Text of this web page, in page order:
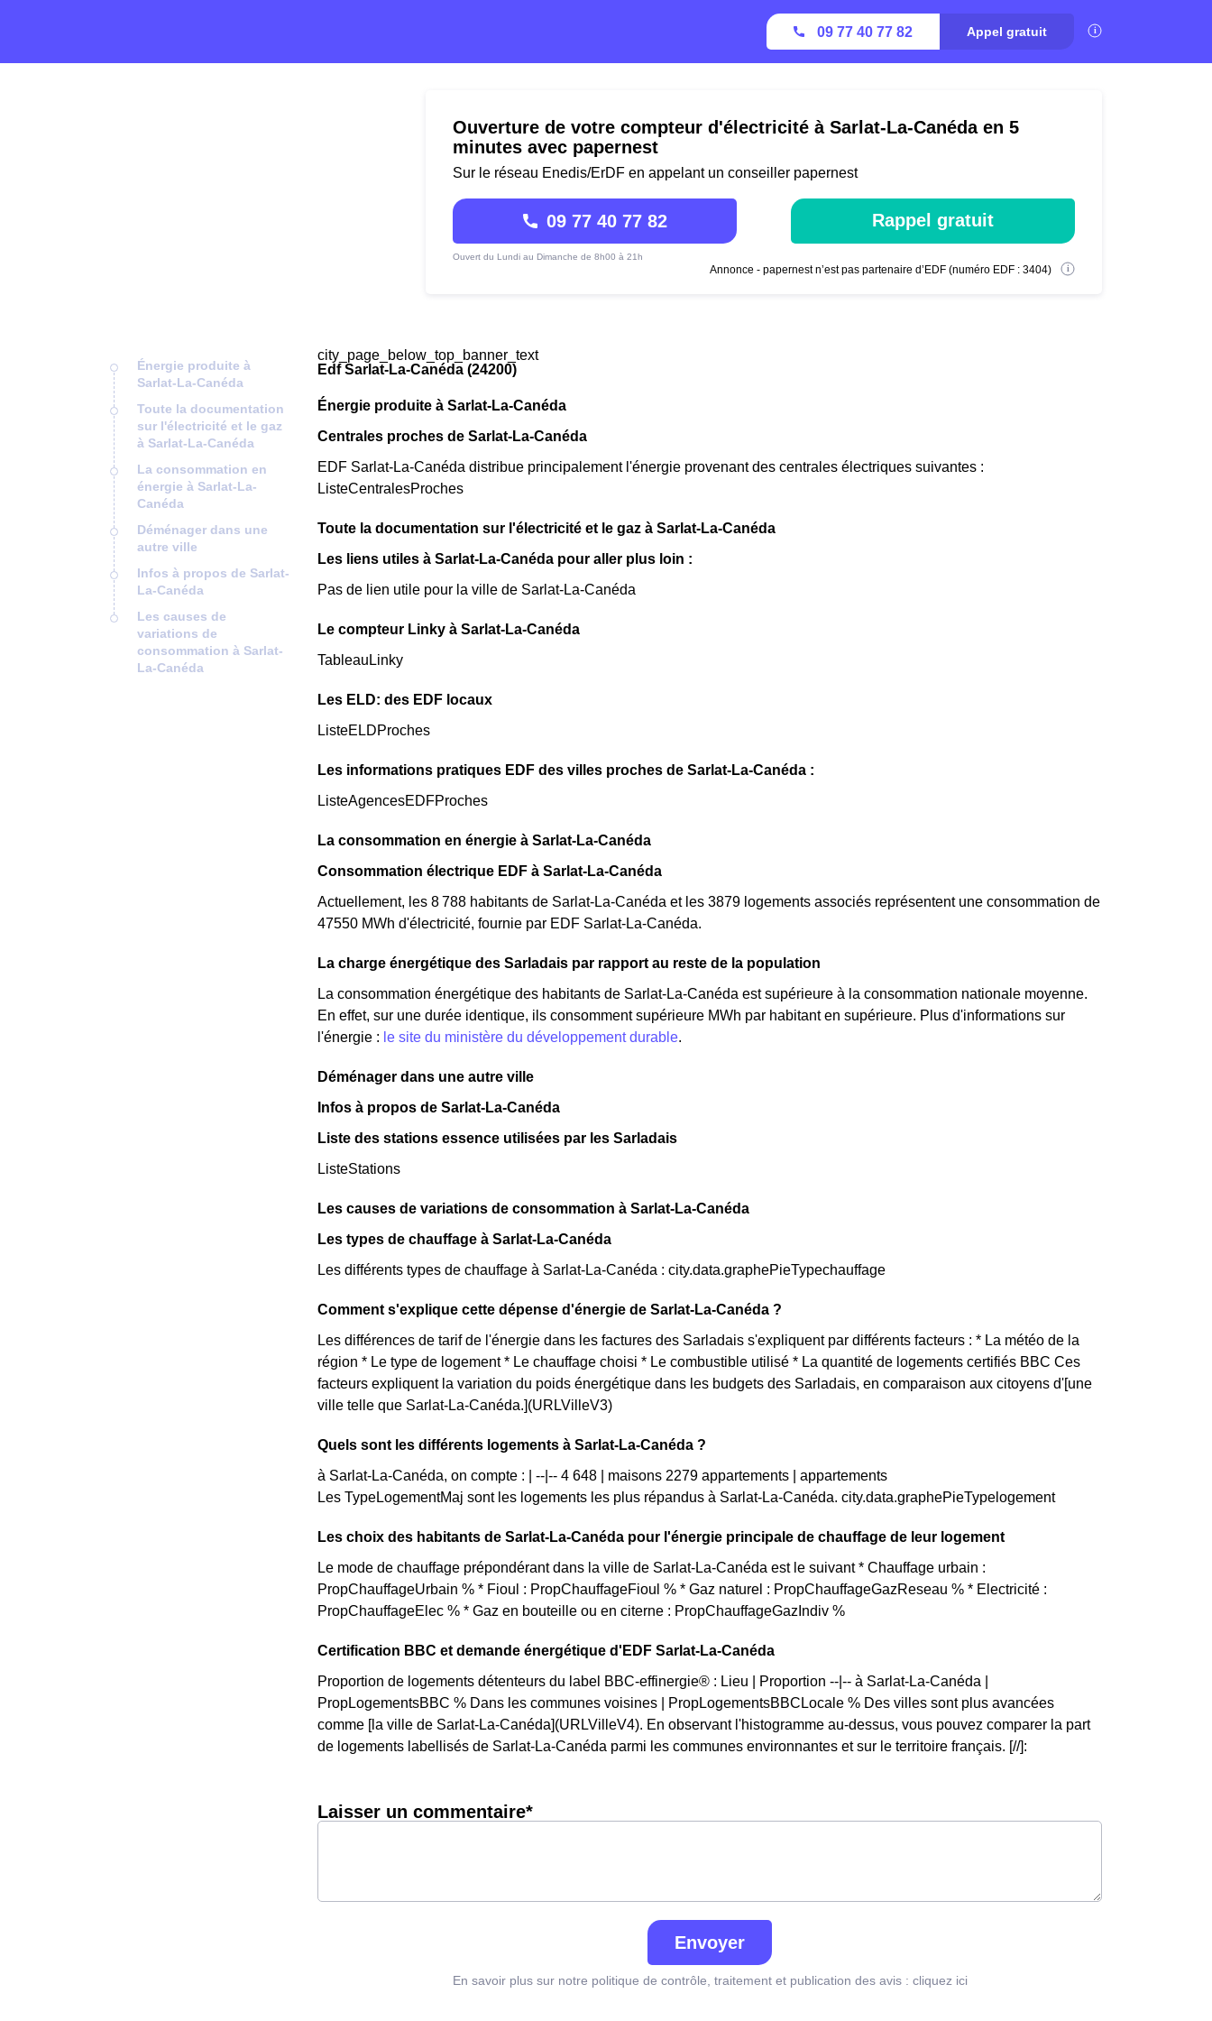
09 77 40 77 82 Appel gratuit
Ouverture de votre compteur d'électricité à Sarlat-La-Canéda en 5
minutes avec papernest
Sur le réseau Enedis/ErDF en appelant un conseiller papernest
09 77 40 77 82
Ouvert du Lundi au Dimanche de 8h00 à 21h
Rappel gratuit
Annonce - papernest n’est pas partenaire d’EDF (numéro EDF : 3404)
Énergie produite à
Sarlat-La-Canéda
Toute la documentation
sur l'électricité et le gaz
à Sarlat-La-Canéda
La consommation en
énergie à Sarlat-La-
Canéda
Déménager dans une
autre ville
Infos à propos de Sarlat-
La-Canéda
Les causes de
variations de
consommation à Sarlat-
La-Canéda
city_page_below_top_banner_text
Edf Sarlat-La-Canéda (24200)
Énergie produite à Sarlat-La-Canéda
Centrales proches de Sarlat-La-Canéda
EDF Sarlat-La-Canéda distribue principalement l'énergie provenant des centrales électriques suivantes :
ListeCentralesProches
Toute la documentation sur l'électricité et le gaz à Sarlat-La-Canéda
Les liens utiles à Sarlat-La-Canéda pour aller plus loin :
Pas de lien utile pour la ville de Sarlat-La-Canéda
Le compteur Linky à Sarlat-La-Canéda
TableauLinky
Les ELD: des EDF locaux
ListeELDProches
Les informations pratiques EDF des villes proches de Sarlat-La-Canéda :
ListeAgencesEDFProches
La consommation en énergie à Sarlat-La-Canéda
Consommation électrique EDF à Sarlat-La-Canéda
Actuellement, les 8 788 habitants de Sarlat-La-Canéda et les 3879 logements associés représentent une consommation de
47550 MWh d'électricité, fournie par EDF Sarlat-La-Canéda.
La charge énergétique des Sarladais par rapport au reste de la population
La consommation énergétique des habitants de Sarlat-La-Canéda est supérieure à la consommation nationale moyenne.
En effet, sur une durée identique, ils consomment supérieure MWh par habitant en supérieure. Plus d'informations sur
l'énergie : le site du ministère du développement durable.
Déménager dans une autre ville
Infos à propos de Sarlat-La-Canéda
Liste des stations essence utilisées par les Sarladais
ListeStations
Les causes de variations de consommation à Sarlat-La-Canéda
Les types de chauffage à Sarlat-La-Canéda
Les différents types de chauffage à Sarlat-La-Canéda : city.data.graphePieTypechauffage
Comment s'explique cette dépense d'énergie de Sarlat-La-Canéda ?
Les différences de tarif de l'énergie dans les factures des Sarladais s'expliquent par différents facteurs : * La météo de la
région * Le type de logement * Le chauffage choisi * Le combustible utilisé * La quantité de logements certifiés BBC Ces
facteurs expliquent la variation du poids énergétique dans les budgets des Sarladais, en comparaison aux citoyens d'[une
ville telle que Sarlat-La-Canéda.](URLVilleV3)
Quels sont les différents logements à Sarlat-La-Canéda ?
à Sarlat-La-Canéda, on compte : | --|-- 4 648 | maisons 2279 appartements | appartements
Les TypeLogementMaj sont les logements les plus répandus à Sarlat-La-Canéda. city.data.graphePieTypelogement
Les choix des habitants de Sarlat-La-Canéda pour l'énergie principale de chauffage de leur logement
Le mode de chauffage prépondérant dans la ville de Sarlat-La-Canéda est le suivant * Chauffage urbain :
PropChauffageUrbain % * Fioul : PropChauffageFioul % * Gaz naturel : PropChauffageGazReseau % * Electricité :
PropChauffageElec % * Gaz en bouteille ou en citerne : PropChauffageGazIndiv %
Certification BBC et demande énergétique d'EDF Sarlat-La-Canéda
Proportion de logements détenteurs du label BBC-effinergie® : Lieu | Proportion --|-- à Sarlat-La-Canéda |
PropLogementsBBC % Dans les communes voisines | PropLogementsBBCLocale % Des villes sont plus avancées
comme [la ville de Sarlat-La-Canéda](URLVilleV4). En observant l'histogramme au-dessus, vous pouvez comparer la part
de logements labellisés de Sarlat-La-Canéda parmi les communes environnantes et sur le territoire français. [//]:
Laisser un commentaire*
Envoyer
En savoir plus sur notre politique de contrôle, traitement et publication des avis : cliquez ici